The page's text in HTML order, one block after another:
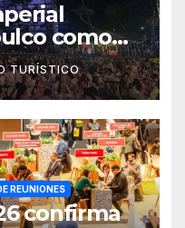
como
la industria
TURÍSTICO
REUNIONES
confirma